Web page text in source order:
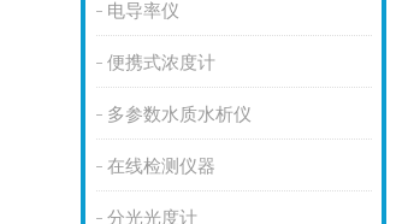
电导率仪
便携式浓度计
多参数水质水析仪
在线检测仪器
分光光度计